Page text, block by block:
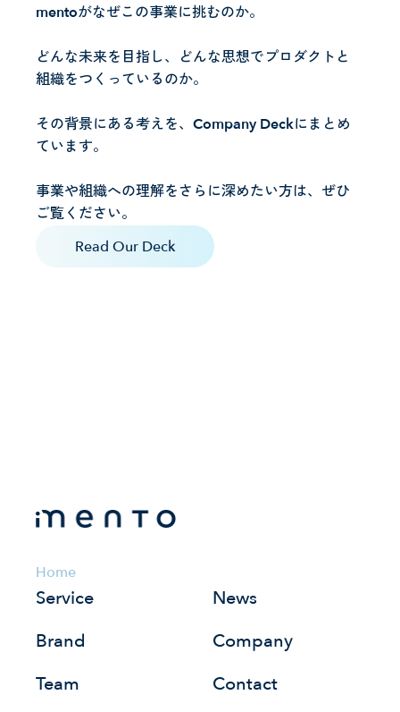
mentoがなぜこの事業に挑むのか。
どんな未来を目指し、どんな思想でプロダクトと
組織をつくっているのか。
その背景にある考えを、Company Deckにまとめ
ています。
事業や組織への理解をさらに深めたい方は、ぜひ
ご覧ください。
Read Our Deck
Home
Service
News
Brand
Company
Team
Contact